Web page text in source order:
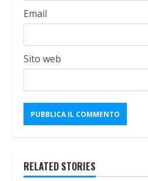
Email
Sito web
RELATED STORIES